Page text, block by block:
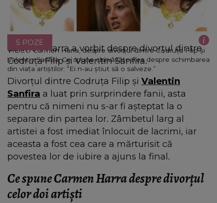
VIDEO Carmen Harra, despre divorțul dintre Codruța Filip și
Valentin Sanfira. Ce spune clarvăzătoarea despre schimbarea
din viața artiștilor: “Ei n-au știut să o salveze.”
5 POZE
Carmen Harra a vorbit despre divorțul dintre
Codruța Filip și Valentin Sanfira.
Divorțul dintre Codruța Filip și Valentin
Sanfira a luat prin surprindere fanii, asta
pentru că nimeni nu s-ar fi așteptat la o
separare din partea lor. Zâmbetul larg al
artistei a fost imediat înlocuit de lacrimi, iar
aceasta a fost cea care a mărturisit că
povestea lor de iubire a ajuns la final.
Ce spune Carmen Harra despre divorțul
celor doi artiști